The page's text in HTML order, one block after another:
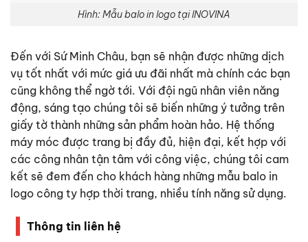
Hình: Mẫu balo in logo tại INOVINA
Đến với Sứ Minh Châu, bạn sẽ nhận được những dịch
vụ tốt nhất với mức giá ưu đãi nhất mà chính các bạn
cũng không thể ngờ tới. Với đội ngũ nhân viên năng
động, sáng tạo chúng tôi sẽ biến những ý tưởng trên
giấy tờ thành những sản phẩm hoàn hảo. Hệ thống
máy móc được trang bị đầy đủ, hiện đại, kết hợp với
các công nhân tận tâm với công việc, chúng tôi cam
kết sẽ đem đến cho khách hàng những mẫu balo in
logo công ty hợp thời trang, nhiều tính năng sử dụng.
Thông tin liên hệ